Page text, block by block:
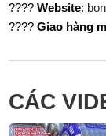
????Website:
????Giao hàng
CÁC